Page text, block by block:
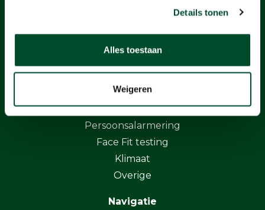
Details tonen
Alles toestaan
Weigeren
Geluidmeters
Luchtbemonstering
Elektromagnetische velden
Persoonsalarmering
Face Fit testing
Klimaat
Overige
Navigatie